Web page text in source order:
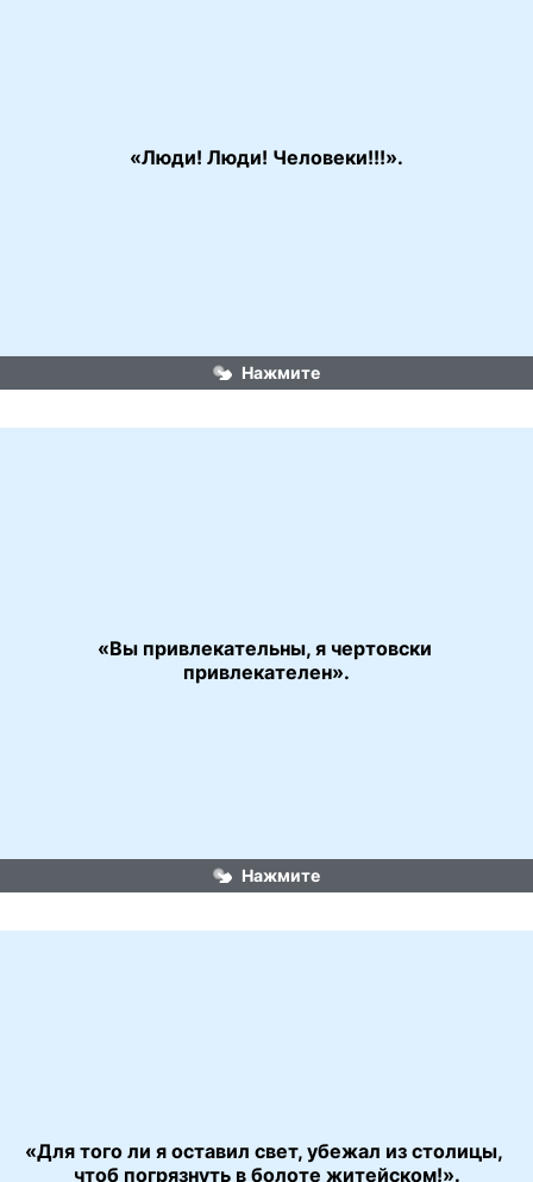
«Люди! Люди! Человеки!!!».
Нажмите
«Гараж»
«Вы привлекательны, я чертовски
привлекателен».
Нажмите
«Обыкновенное чудо»
«Для того ли я оставил свет, убежал из столицы,
чтоб погрязнуть в болоте житейском!».
«Формула любви»